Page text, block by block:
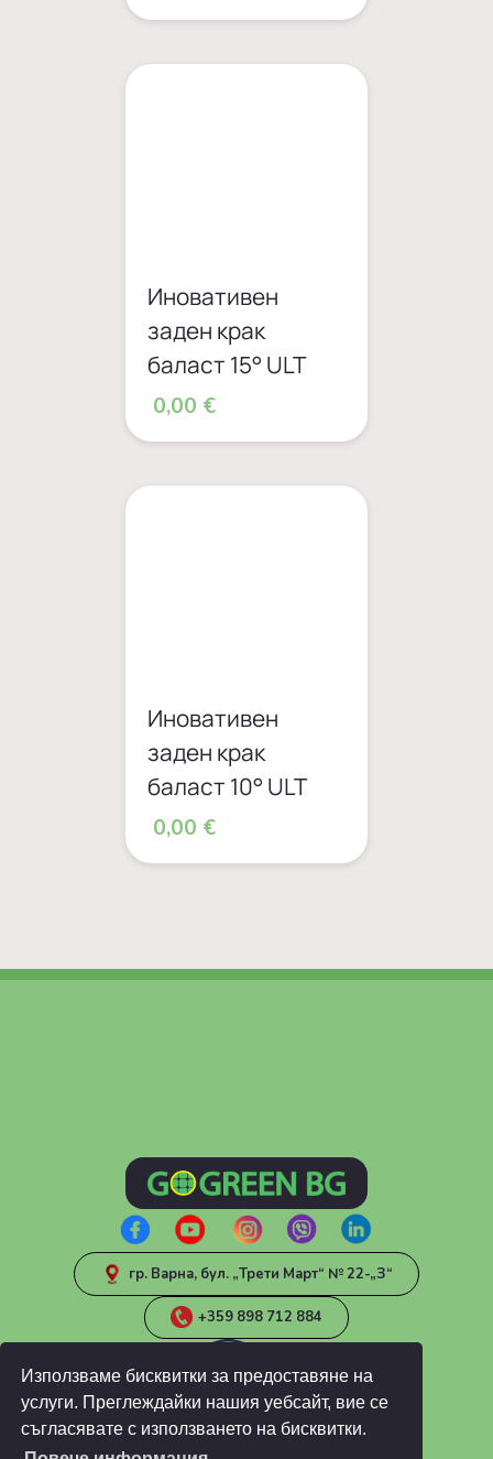
Използваме бисквитки за предоставяне на
услуги. Преглеждайки нашия уебсайт, вие се
съгласявате с използването на бисквитки.
Иновативен
заден крак
баласт 15° ULT
0,00 €
Иновативен
заден крак
баласт 10° ULT
0,00 €
гр. Варна, бул. „Трети Март“ № 22-„З“
+359 898 712 884